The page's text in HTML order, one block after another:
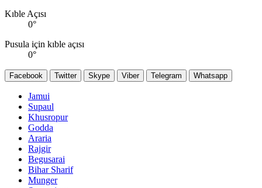
Kıble Açısı
0°
Pusula için kıble açısı
0°
Facebook Twitter Skype Viber Telegram Whatsapp
Jamui
Supaul
Khusropur
Godda
Araria
Rajgir
Begusarai
Bihar Sharif
Munger